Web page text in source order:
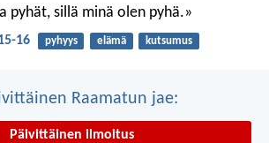
pyhät, sillä minä olen pyhä.»
16 pyhyys elämä kutsumus
Raamatun jae:
Päivittäinen ilmoitus